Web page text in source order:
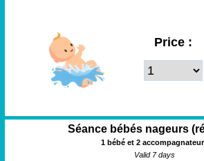
Price :
Séance bébés nageurs
1 bébé et 2
Valid 7 days